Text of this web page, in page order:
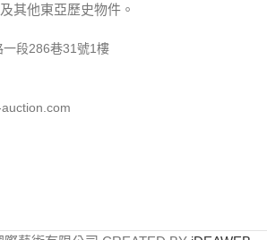
其他東亞歷史物件。
一段286巷31號1樓